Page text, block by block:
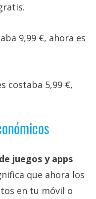
9,99 €, ahora es
costaba 5,99 €,
juegos y apps
que ahora los
en tu móvil o